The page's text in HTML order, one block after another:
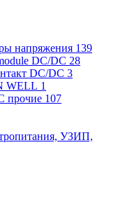
напряжения 139
DC/DC 28
DC/DC 3
WELL 1
прочие 107
УЗИП,